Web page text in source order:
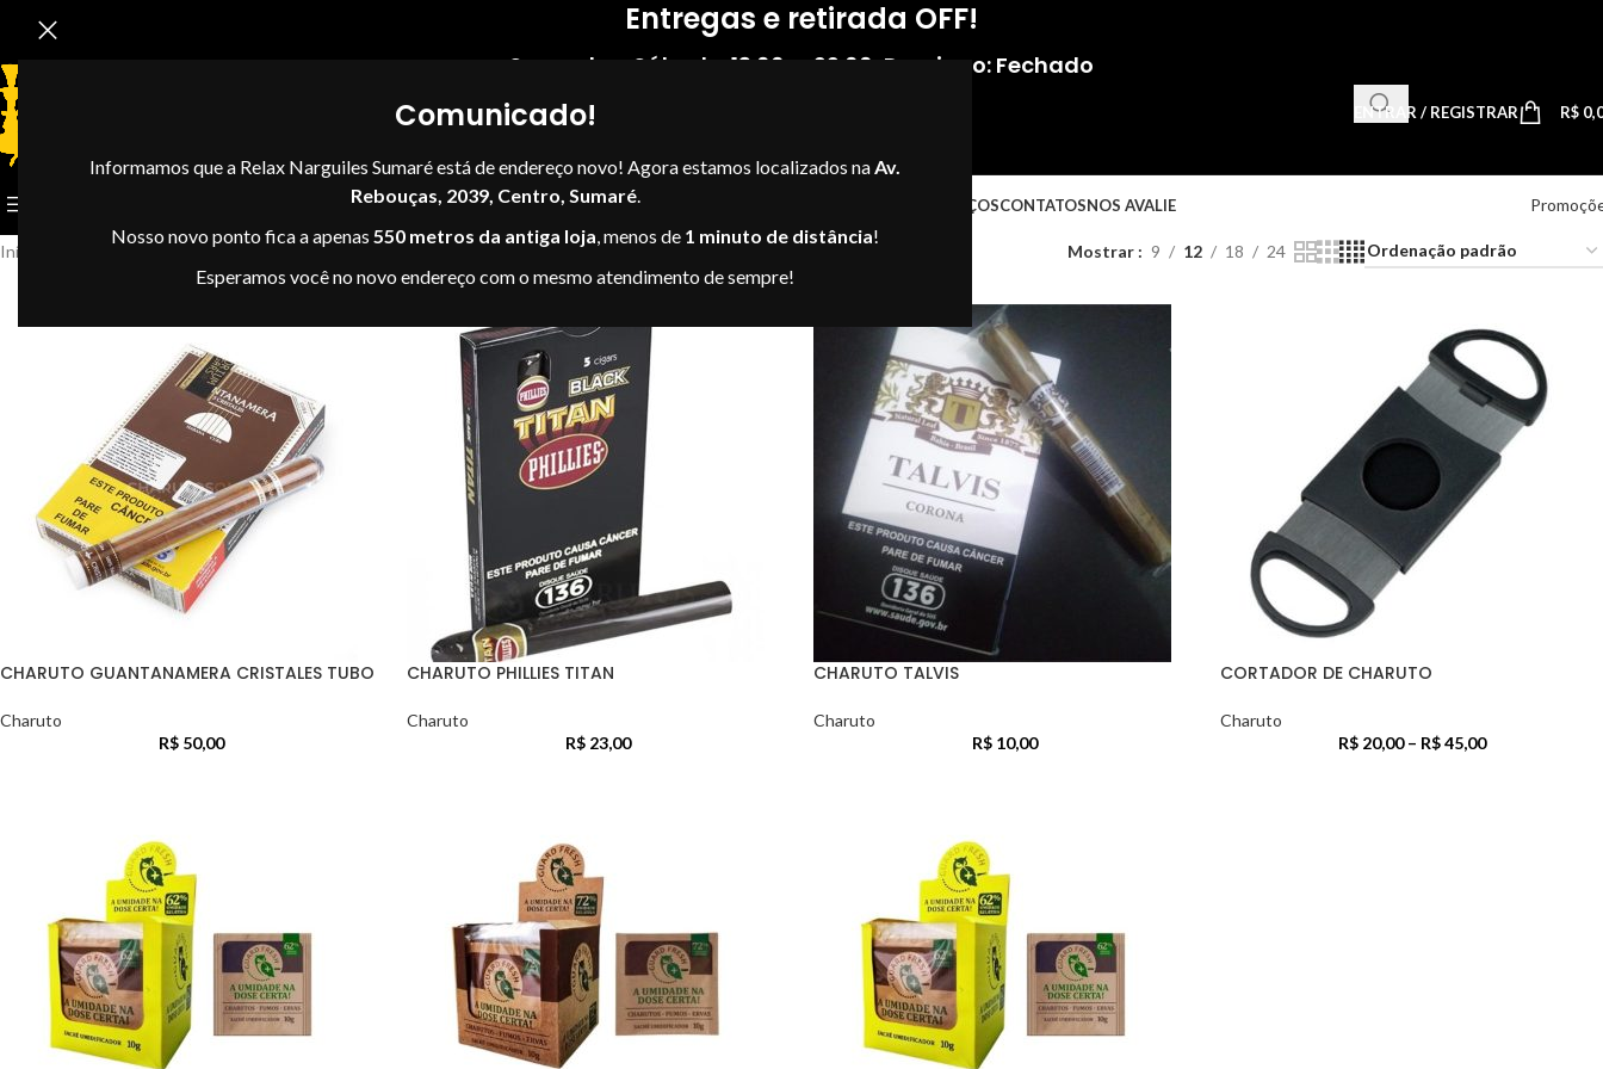
Comunicado!
Informamos que a Relax Narguiles Sumaré está de endereço novo! Agora estamos localizados naAv.
Rebouças, 2039, Centro, Sumaré.
Nosso novo ponto fica a apenas 550 metros da antiga loja, menos de 1 minuto de distância!
Esperamos você no novo endereço com o mesmo atendimento de sempre!
Entregas e retirada OFF!
Segunda - Sábado: 13:00 — 22:00 Domingo: Fechado
ENTRAR / REGISTRAR R$
ENDEREÇOSCONTATOSNOS AVALIE
Início Mostrar 9 12 18 24
CHARUTO GUANTANAMERA CRISTALES TUBO
Charuto
R$ 50,00
CHARUTO PHILLIES TITAN
Charuto
R$ 23,00
CHARUTO TALVIS
Charuto
R$ 10,00
CORTADOR DE CHARUTO
Charuto
R$20,00 – R$45,00